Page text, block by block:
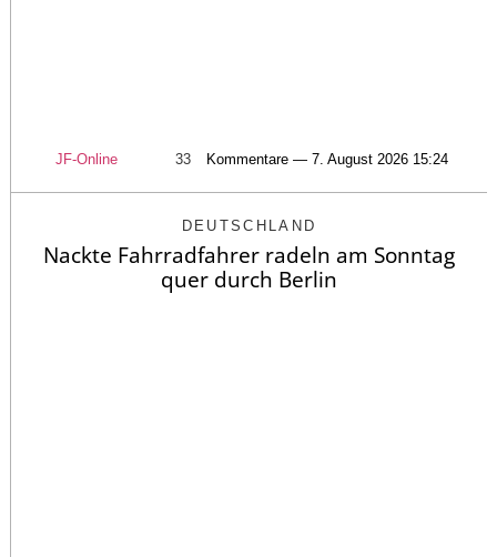
JF-Online 33 Kommentare — 7. August 2026 15:24
DEUTSCHLAND
Nackte Fahrradfahrer radeln am Sonntag
quer durch Berlin